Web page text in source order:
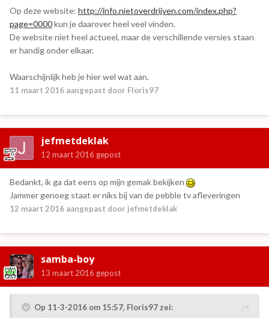
Op deze website: http://info.nietoverdrijven.com/index.php?
page=0000kun je daarover heel veel vinden.
De website niet heel actueel, maar de verschillende versies staan
er handig onder elkaar.
Waarschijnlijk heb je hier wel wat aan.
11 maart 2016 aangepast door Floris97
jefmetdeklak
12 maart 2016 gepost
Bedankt, ik ga dat eens op mijn gemak bekijken
Jammer genoeg staat er niks bij van de pebble tv afleveringen
12 maart 2016 aangepast door jefmetdeklak
samba-boy
13 maart 2016 gepost
Op 11-3-2016 om 15:57, Floris97 zei: